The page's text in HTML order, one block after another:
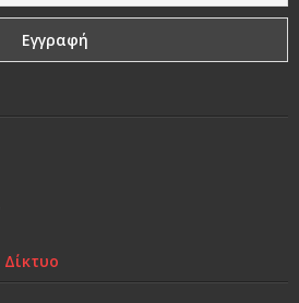
που εμποδίζουν τα παιδιά να